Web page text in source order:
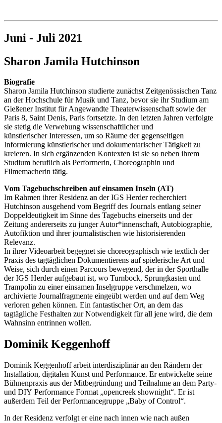
Juni - Juli 2021
Sharon Jamila Hutchinson
Biografie
Sharon Jamila Hutchinson studierte zunächst Zeitgenössischen Tanz
an der Hochschule für Musik und Tanz, bevor sie ihr Studium am
Gießener Institut für Angewandte Theaterwissenschaft sowie der
Paris 8, Saint Denis, Paris fortsetzte. In den letzten Jahren verfolgte
sie stetig die Verwebung wissenschaftlicher und
künstlerischer Interessen, um so Räume der gegenseitigen
Informierung künstlerischer und dokumentarischer Tätigkeit zu
kreieren. In sich ergänzenden Kontexten ist sie so neben ihrem
Studium beruflich als Performerin, Choreographin und
Filmemacherin tätig.
Vom Tagebuchschreiben auf einsamen Inseln (AT)
Im Rahmen ihrer Residenz an der IGS Herder recherchiert
Hutchinson ausgehend vom Begriff des Journals entlang seiner
Doppeldeutigkeit im Sinne des Tagebuchs einerseits und der
Zeitung andererseits zu junger Autor*innenschaft, Autobiographie,
Autofiktion und ihrer journalistischen wie historisierenden
Relevanz.
In ihrer Videoarbeit begegnet sie choreographisch wie textlich der
Praxis des tagtäglichen Dokumentierens auf spielerische Art und
Weise, sich durch einen Parcours bewegend, der in der Sporthalle
der IGS Herder aufgebaut ist, wo Turnbock, Sprungkasten und
Trampolin zu einer einsamen Inselgruppe verschmelzen, wo
archivierte Journalfragmente eingeübt werden und auf dem Weg
verloren gehen können. Ein fantastischer Ort, an dem das
tagtägliche Festhalten zur Notwendigkeit für all jene wird, die dem
Wahnsinn entrinnen wollen.
Dominik Keggenhoff
Dominik Keggenhoff arbeit interdisziplinär an den Rändern der
Installation, digitalen Kunst und Performance. Er entwickelte seine
Bühnenpraxis aus der Mitbegründung und Teilnahme an dem Party-
und DIY Performance Format „opencreek shownight“. Er ist
außerdem Teil der Performancegruppe „Baby of Control“.
In der Residenz verfolgt er eine nach innen wie nach außen